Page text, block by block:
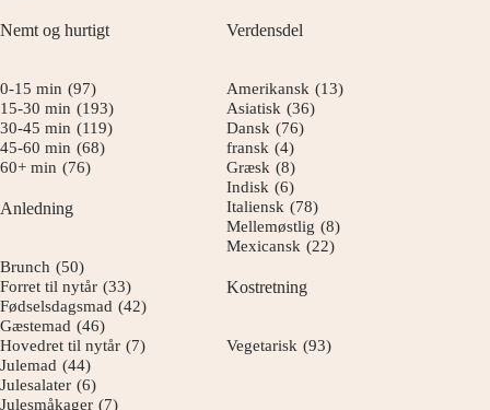
Nemt og hurtigt
0-15 min (97)
15-30 min (193)
30-45 min (119)
45-60 min (68)
60+ min (76)
Anledning
Brunch (50)
Forret til nytår (33)
Fødselsdagsmad (42)
Gæstemad (46)
Hovedret til nytår (7)
Julemad (44)
Julesalater (6)
Julesmåkager (7)
Verdensdel
Amerikansk (13)
Asiatisk (36)
Dansk (76)
fransk (4)
Græsk (8)
Indisk (6)
Italiensk (78)
Mellemøstlig (8)
Mexicansk (22)
Kostretning
Vegetarisk (93)